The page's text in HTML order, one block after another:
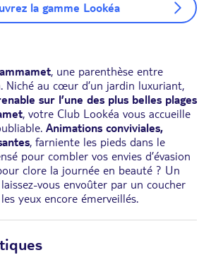
la gamme Lookéa
, une parenthèse entre
Niché au cœur d’un jardin luxuriant,
sur l’une des plus belles plages
, votre Club Lookéa vous accueille
Animations conviviales,
, farniente les pieds dans le
pour combler vos envies d’évasion
clore la journée en beauté ? Un
vous envoûter par un coucher
yeux encore émerveillés.